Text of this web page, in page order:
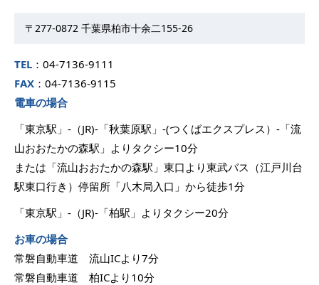
〒277-0872 千葉県柏市十余二155-26
TEL ：04-7136-9111
FAX ：04-7136-9115
電車の場合
「東京駅」-（JR)-「秋葉原駅」-(つくばエクスプレス）-「流
山おおたかの森駅」よりタクシー10分
または「流山おおたかの森駅」東口より東武バス（江戸川台
駅東口行き）停留所「八木局入口」から徒歩1分
「東京駅」-（JR)-「柏駅」よりタクシー20分
お車の場合
常磐自動車道 流山ICより7分
常磐自動車道 柏ICより10分